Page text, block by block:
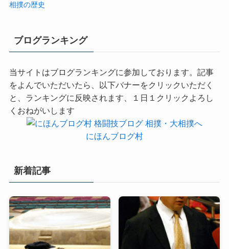
相撲の歴史
ブログランキング
当サイトはブログランキングに参加しております。記事
をよんでいただいたら、以下バナーをクリックいただく
と、ランキングに反映されます、１日１クリックよろし
くおねがいします
にほんブログ村
新着記事